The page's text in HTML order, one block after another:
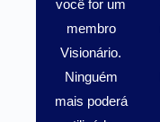
você for um
membro
Visionário.
Ninguém
mais poderá